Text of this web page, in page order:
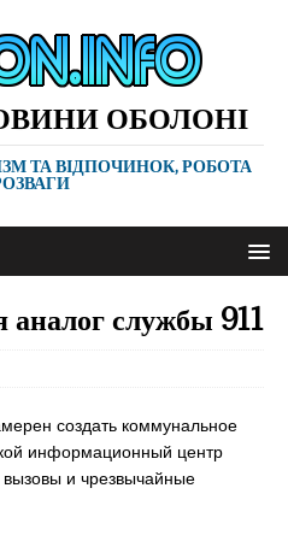
ОБОЛОНІ
ТА ВІДПОЧИНОК, РОБОТА
аналог службы 911
создать коммунальное
информационный центр
и чрезвычайные